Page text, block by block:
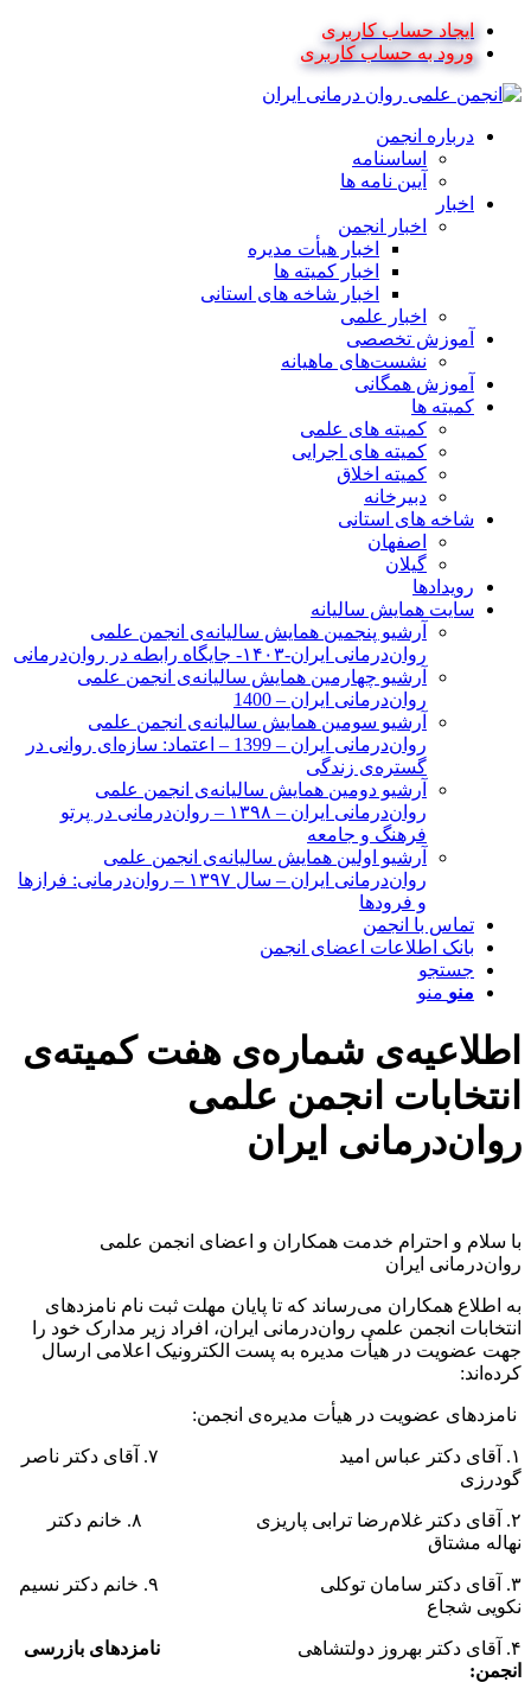
ایجاد حساب کاربری
ورود به حساب کاربری
درباره انجمن
اساسنامه
آیین نامه ها
اخبار
اخبار انجمن
اخبار هیأت مدیره
اخبار کمیته ها
اخبار شاخه های استانی
اخبار علمی
آموزش تخصصی
نشست‌های ماهیانه
آموزش همگانی
کمیته ها
کمیته های علمی
کمیته های اجرایی
کمیته اخلاق
دبیرخانه
شاخه های استانی
اصفهان
گیلان
رویدادها
سایت همایش سالیانه
آرشیو پنجمین همایش سالیانه‌ی انجمن علمی
روان‌درمانی ایران-۱۴۰۳- جایگاه رابطه در روان‌درمانی
آرشیو چهارمین همایش سالیانه‌ی انجمن علمی
روان‌درمانی ایران – 1400
آرشیو سومین همایش سالیانه‌ی انجمن علمی
روان‌درمانی ایران – 1399 – اعتماد: سازه‌ای روانی در
گستره‌ی زندگی
آرشیو دومین همایش سالیانه‌ی انجمن علمی
روان‌درمانی ایران – ۱۳۹۸ – روان‌درمانی در پرتو
فرهنگ و جامعه
آرشیو اولین همایش سالیانه‌ی انجمن علمی
روان‌درمانی ایران – سال ۱۳۹۷ – روان‌درمانی: فرازها
و فرودها
تماس با انجمن
بانک اطلاعات اعضای انجمن
جستجو
منو منو
اطلاعیه‌ی شماره‌ی هفت کمیته‌ی
انتخابات انجمن علمی
روان‌درمانی ایران
با سلام و احترام خدمت همکاران و اعضای انجمن علمی
روان‌درمانی ایران
به اطلاع همکاران می‌رساند که تا پایان مهلت ثبت نام نامزدهای
انتخابات انجمن علمی روان‌درمانی ایران، افراد زیر مدارک خود را
جهت عضویت در هیأت مدیره به پست الکترونیک اعلامی ارسال
کرده‌اند:
نامزدهای عضویت در هیأت مدیره‌ی انجمن:
۱. آقای دکتر عباس امید ۷. آقای دکتر ناصر
گودرزی
۲. آقای دکتر غلام‌رضا ترابی پاریزی ۸. خانم دکتر
نهاله مشتاق
۳. آقای دکتر سامان توکلی ۹. خانم دکتر نسیم
نکویی شجاع
۴. آقای دکتر بهروز دولتشاهی
نامزدهای بازرسی
انجمن: